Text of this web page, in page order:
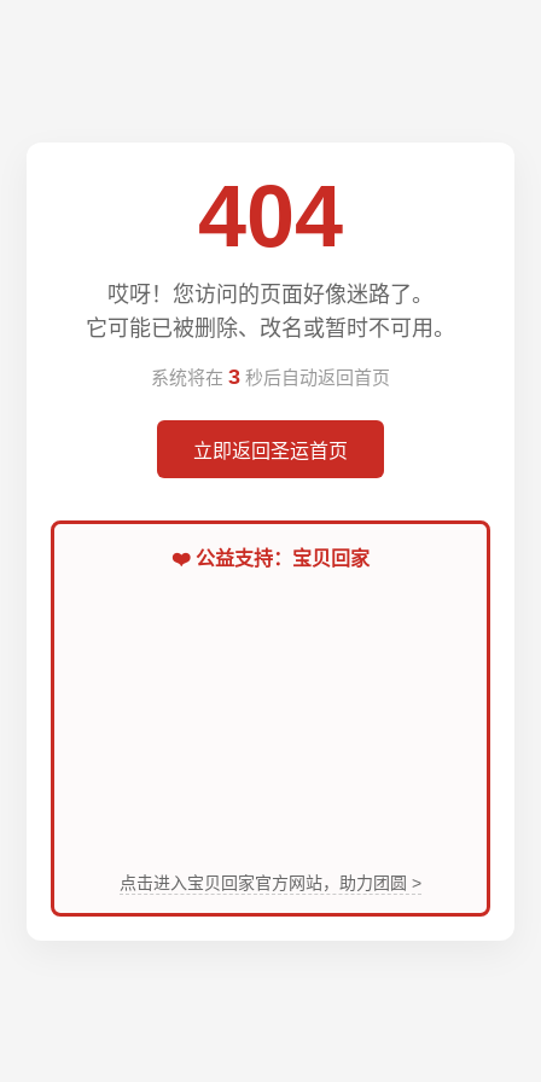
404
哎呀！您访问的页面好像迷路了。
它可能已被删除、改名或暂时不可用。
系统将在 3 秒后自动返回首页
立即返回圣运首页
❤️ 公益支持：宝贝回家
点击进入宝贝回家官方网站，助力团圆 >